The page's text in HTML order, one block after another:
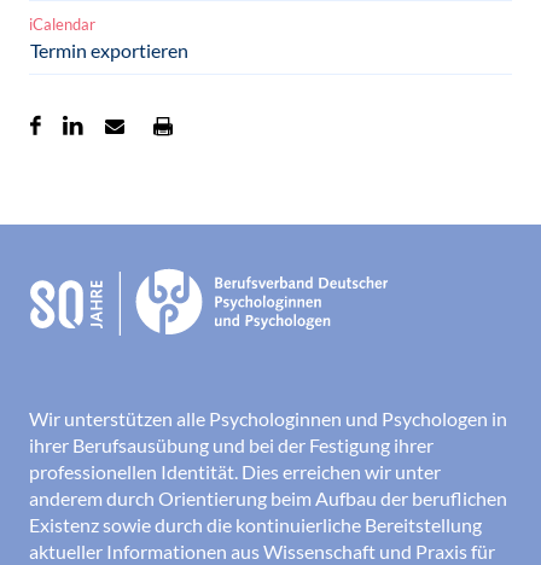
iCalendar
Termin exportieren
Wir unterstützen alle Psychologinnen und Psychologen in
ihrer Berufsausübung und bei der Festigung ihrer
professionellen Identität. Dies erreichen wir unter
anderem durch Orientierung beim Aufbau der beruflichen
Existenz sowie durch die kontinuierliche Bereitstellung
aktueller Informationen aus Wissenschaft und Praxis für